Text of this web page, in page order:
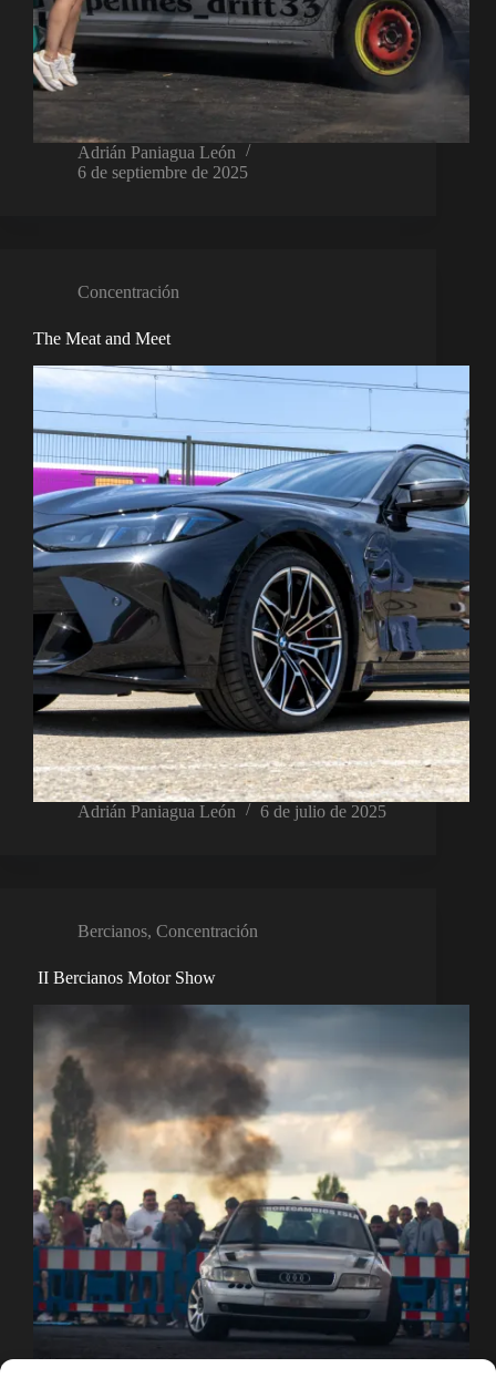
Adrián Paniagua León
6 de septiembre de 2025
Concentración
The Meat and Meet
Adrián Paniagua León 6 de julio de 2025
Bercianos, Concentración
II Bercianos Motor Show